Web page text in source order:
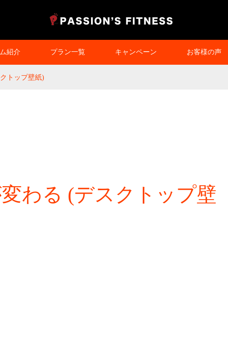
紹介 プラン一覧 キャンペーン お客様の声
トップ壁紙)
わる (デスクトップ壁